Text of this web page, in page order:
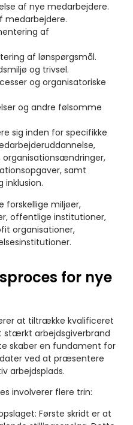
af nye medarbejdere.
medarbejdere.
af
af lønspørgsmål.
og trivsel.
og organisatoriske
og andre følsomme
sig inden for specifikke
organisationsændringer,
samt
forskellige miljøer,
offentlige institutioner,
organisationer,
for nye
at tiltrække kvalificeret
stærkt arbejdsgiverbrand
skaber en fundament for
ved at præsentere
arbejdsplads.
involverer flere trin:
Første skridt er at